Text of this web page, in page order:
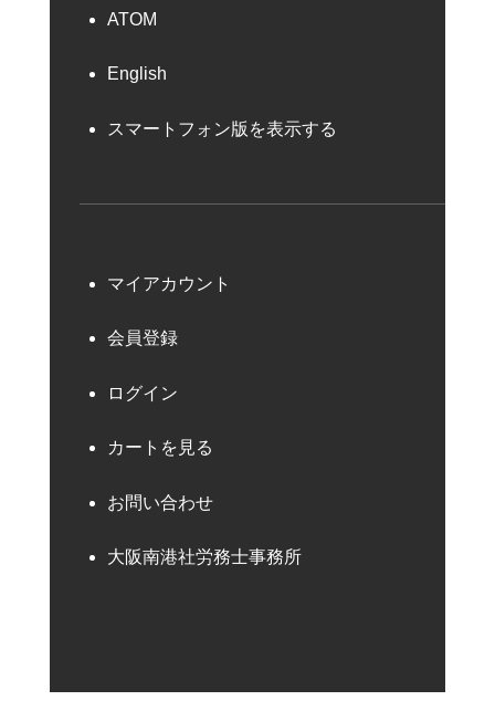
ATOM
English
スマートフォン版を表示する
マイアカウント
会員登録
ログイン
カートを見る
お問い合わせ
大阪南港社労務士事務所